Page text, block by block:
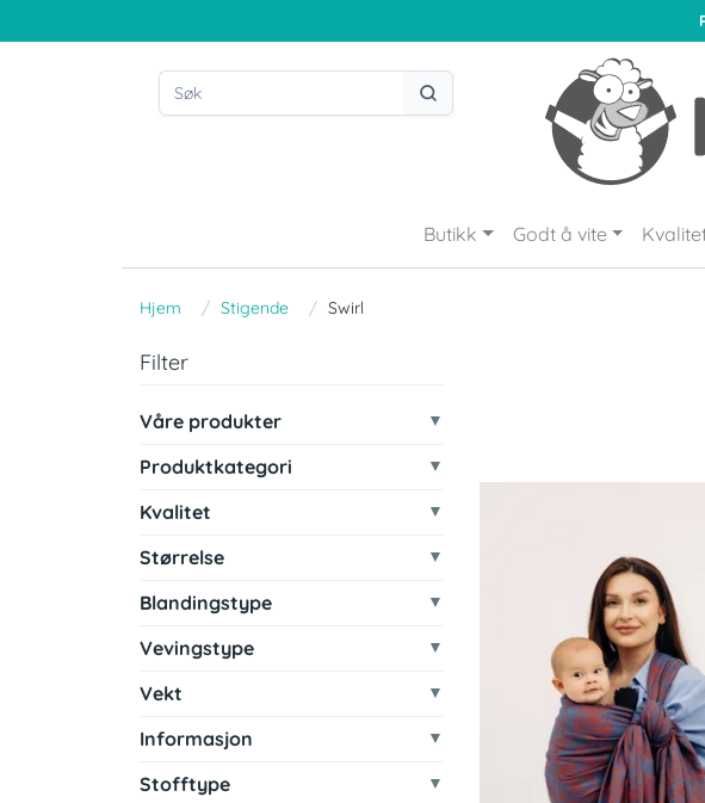
Butikk Godt å vite
Hjem Stigende Swirl
Filter
Våre produkter
Produktkategori
Kvalitet
Størrelse
Blandingstype
Vevingstype
Vekt
Informasjon
Stofftype